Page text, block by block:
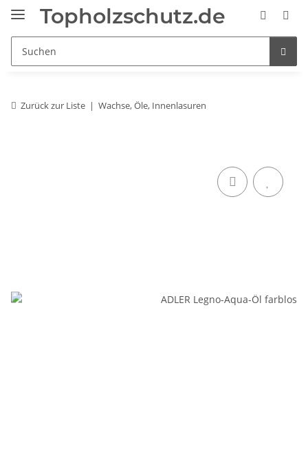
Topholzschutz.de
Zurück zur Liste Wachse, Öle, Innenlasuren